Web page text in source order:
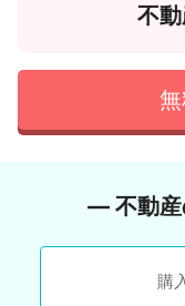
不
― 不動産
購